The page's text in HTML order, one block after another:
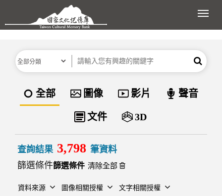
跳到主要內容區塊
展
分類 關鍵字 搜尋
資料類型
全部 圖像 影片 聲音
文件 3D
查詢結果 3,798 筆資料
篩選條件
清除全部
資料來源 圖像相關授權 文字相關授權